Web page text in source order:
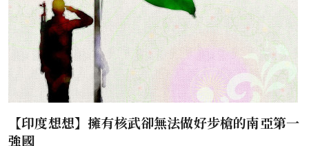
【印度想想】擁有核武卻無法做好步槍的南亞第一
強國